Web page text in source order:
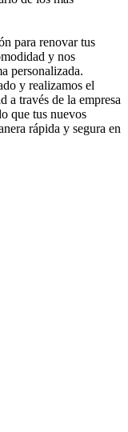
para renovar tus
y nos
personalizada.
y realizamos el
a través de la empresa
que tus nuevos
rápida y segura en